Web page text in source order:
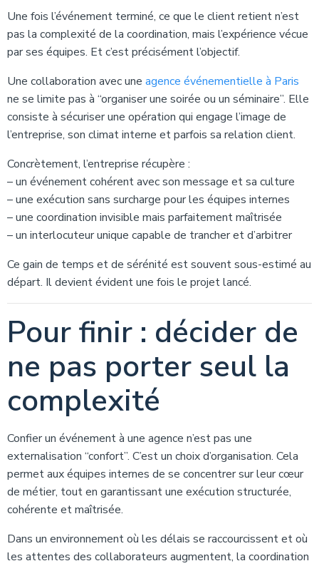
Une fois l’événement terminé, ce que le client retient n’est
pas la complexité de la coordination, mais l’expérience vécue
par ses équipes. Et c’est précisément l’objectif.
Une collaboration avec une agence événementielle à Paris
ne se limite pas à “organiser une soirée ou un séminaire”. Elle
consiste à sécuriser une opération qui engage l’image de
l’entreprise, son climat interne et parfois sa relation client.
Concrètement, l’entreprise récupère :
– un événement cohérent avec son message et sa culture
– une exécution sans surcharge pour les équipes internes
– une coordination invisible mais parfaitement maîtrisée
– un interlocuteur unique capable de trancher et d’arbitrer
Ce gain de temps et de sérénité est souvent sous-estimé au
départ. Il devient évident une fois le projet lancé.
Pour finir : décider de
ne pas porter seul la
complexité
Confier un événement à une agence n’est pas une
externalisation “confort”. C’est un choix d’organisation. Cela
permet aux équipes internes de se concentrer sur leur cœur
de métier, tout en garantissant une exécution structurée,
cohérente et maîtrisée.
Dans un environnement où les délais se raccourcissent et où
les attentes des collaborateurs augmentent, la coordination